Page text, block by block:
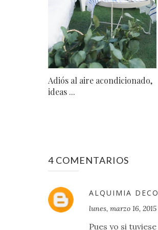
Adiós al aire acondicionado,
ideas ...
4 COMENTARIOS
ALQUIMIA DECO
lunes, marzo 16, 2015
Pues yo si tuviese